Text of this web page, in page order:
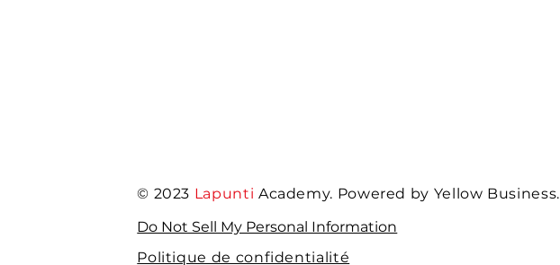
© 2023 Lapunti Academy. Powered by Yellow Business.
Do Not Sell My Personal Information
Politique de confidentialité